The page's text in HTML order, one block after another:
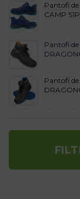
Pantofi
CAMP
Pantofi
Pantofi